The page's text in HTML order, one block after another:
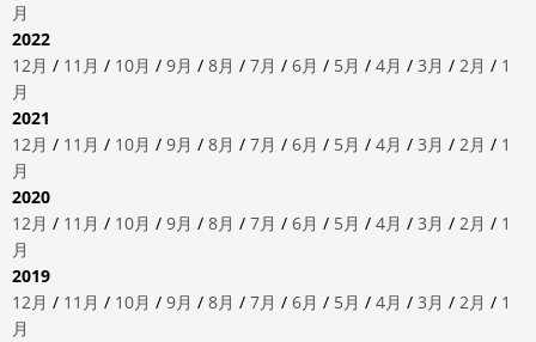
月
2022
12月 / 11月 / 10月 / 9月 / 8月 / 7月 / 6月 / 5月 / 4月 / 3月 / 2月 / 1
月
2021
12月 / 11月 / 10月 / 9月 / 8月 / 7月 / 6月 / 5月 / 4月 / 3月 / 2月 / 1
月
2020
12月 / 11月 / 10月 / 9月 / 8月 / 7月 / 6月 / 5月 / 4月 / 3月 / 2月 / 1
月
2019
12月 / 11月 / 10月 / 9月 / 8月 / 7月 / 6月 / 5月 / 4月 / 3月 / 2月 / 1
月